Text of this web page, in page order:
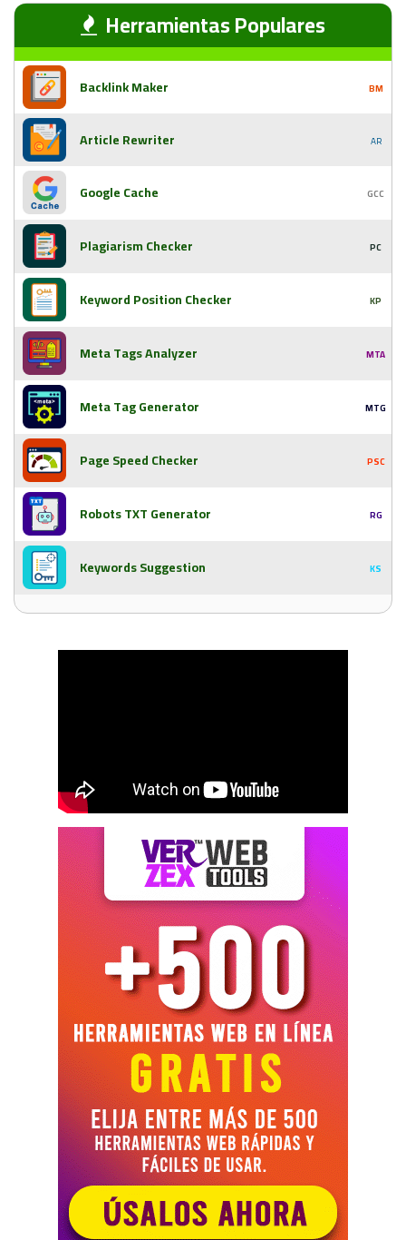
Herramientas Populares
Backlink Maker BM
Article Rewriter AR
Google Cache GCC
Plagiarism Checker PC
Keyword Position Checker KP
Meta Tags Analyzer MTA
Meta Tag Generator MTG
Page Speed Checker PSC
Robots TXT Generator RG
Keywords Suggestion KS